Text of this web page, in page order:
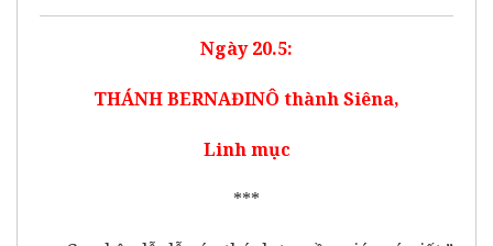
Ngày 20.5:
THÁNH BERNAĐINÔ thành Siêna,
Linh mục
***